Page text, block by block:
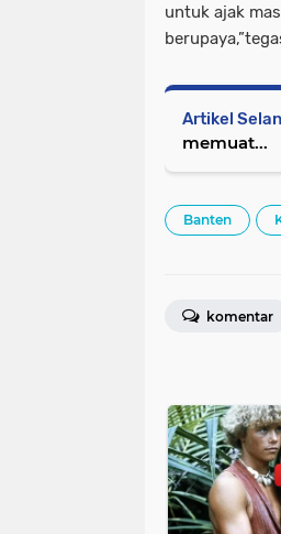
untuk ajak
Artikel
memuat...
Banten
komentar